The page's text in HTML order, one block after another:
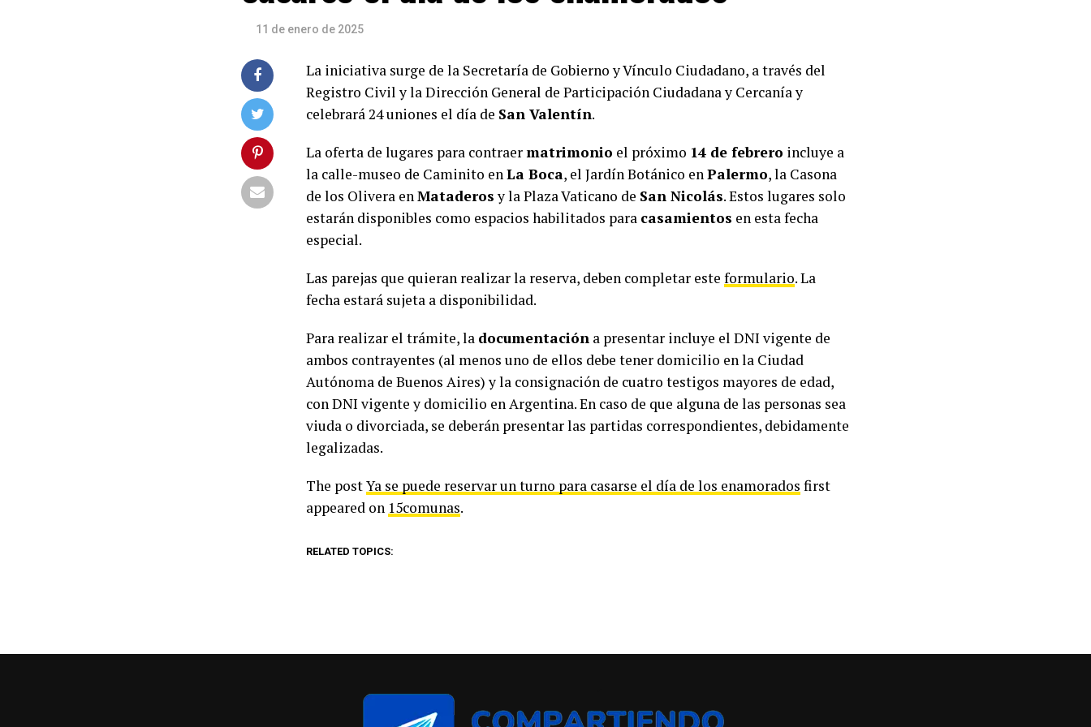
11 de enero de 2025
La iniciativa surge de la Secretaría de Gobierno y Vínculo Ciudadano, a través del
Registro Civil y la Dirección General de Participación Ciudadana y Cercanía y
celebrará 24 uniones el día de San Valentín.
La oferta de lugares para contraermatrimonio el próximo 14 de febrero incluye a
la calle-museo de Caminito enLa Boca, el Jardín Botánico enPalermo, la Casona
de los Olivera enMataderosy la Plaza Vaticano de San Nicolás. Estos lugares solo
estarán disponibles como espacios habilitados para casamientos en esta fecha
especial.
Las parejas que quieran realizar la reserva, deben completar este formulario. La
fecha estará sujeta a disponibilidad.
Para realizar el trámite, la documentación a presentar incluye el DNI vigente de
ambos contrayentes (al menos uno de ellos debe tener domicilio en la Ciudad
Autónoma de Buenos Aires) y la consignación de cuatro testigos mayores de edad,
con DNI vigente y domicilio en Argentina. En caso de que alguna de las personas sea
viuda o divorciada, se deberán presentar las partidas correspondientes, debidamente
legalizadas.
The postYa se puede reservar un turno para casarse el día de los enamorados first
appeared on 15comunas.
RELATED TOPICS: